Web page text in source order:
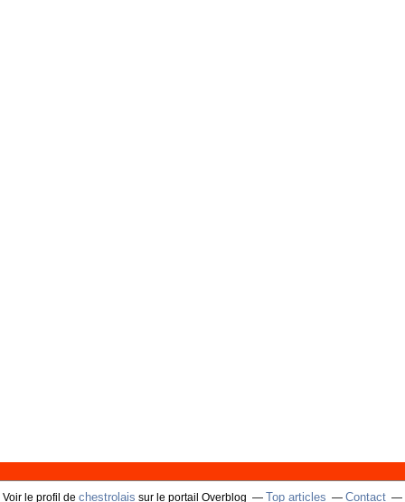
Voir le profil de chestrolais sur le portail Overblog Top articles Contact